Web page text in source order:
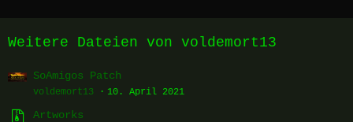
Weitere Dateien von voldemort13
SoAmigos Patch
voldemort13 10. April 2021
Artworks